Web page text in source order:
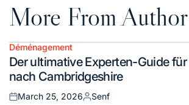
More From Author
Posted
in
Déménagement
Der ultimative Experten-Guide
nach Cambridgeshire
Posted
March 25, 2026
Posted
Senf